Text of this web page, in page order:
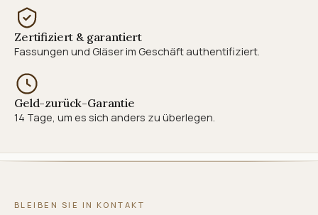
Zertifiziert & garantiert
Fassungen und Gläser im Geschäft authentifiziert.
Geld-zurück-Garantie
14 Tage, um es sich anders zu überlegen.
BLEIBEN SIE IN KONTAKT